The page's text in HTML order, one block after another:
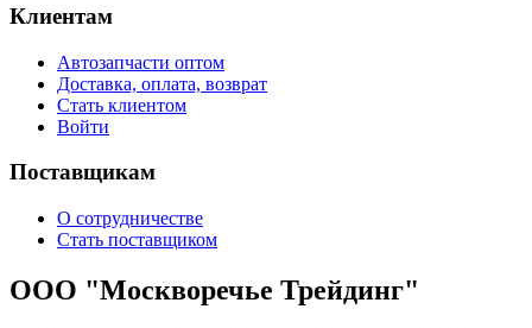
Клиентам
Автозапчасти оптом
Доставка, оплата, возврат
Стать клиентом
Войти
Поставщикам
О сотрудничестве
Стать поставщиком
ООО "Москворечье Трейдинг"